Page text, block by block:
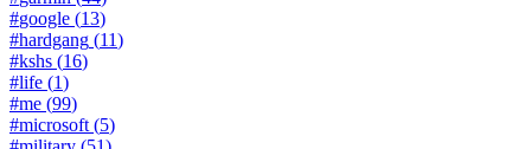
#google (13)
#hardgang (11)
#kshs (16)
#life (1)
#me (99)
#microsoft (5)